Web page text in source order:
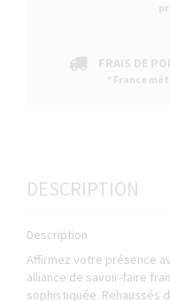
FRAIS DE
* France
DESCRIPTION
Description
Affirmez votre présence
alliance de savoir-faire
sophistiquée. Rehaussés